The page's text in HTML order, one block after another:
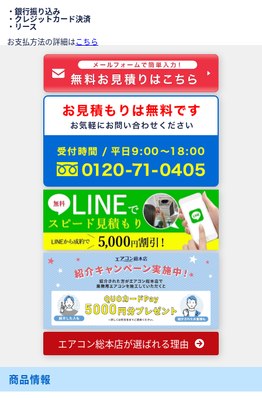
・銀行振り込み
・クレジットカード決済
・リース
お支払方法の詳細はこちら
エアコン総本店が選ばれる理由
商品情報